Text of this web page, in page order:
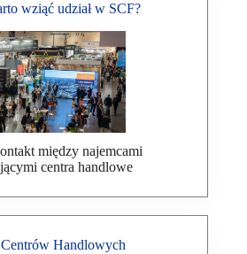
wziąć udział w SCF?
między najemcami
centra handlowe
Handlowych